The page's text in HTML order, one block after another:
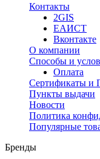
Контакты
2GIS
ЕАИСТ
Вконтакте
О компании
Способы и
Оплата
Сертификаты и
Пункты выдачи
Новости
Политика
Популярные
Бренды